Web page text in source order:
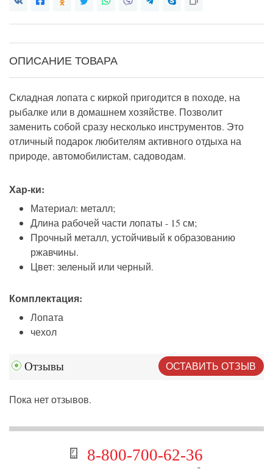
ОПИСАНИЕ ТОВАРА
Складная лопата с киркой пригодится в походе, на
рыбалке или в домашнем хозяйстве. Позволит
заменить собой сразу несколько инструментов. Это
отличный подарок любителям активного отдыха на
природе, автомобилистам, садоводам.
Хар-ки:
Материал: металл;
Длина рабочей части лопаты - 15 см;
Прочный металл, устойчивый к образованию
ржавчины.
Цвет: зеленый или черный.
Комплектация:
Лопата
чехол
Отзывы ОСТАВИТЬ ОТЗЫВ
Пока нет отзывов.
8-800-700-62-36